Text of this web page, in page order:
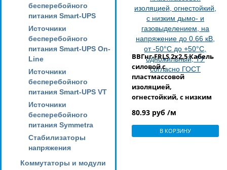
бесперебойного
питания Smart-UPS
Источники
бесперебойного
питания Smart-UPS On-
Line
Источники
бесперебойного
питания Smart-UPS VT
Источники
бесперебойного
питания Symmetra
Стабилизаторы
напряжения
Коммутаторы и модули
ВВГнг-FRLS 2х2,5 Кабель
силовой с
пластмассовой
изоляцией,
огнестойкий, с низким
газовыделением, на
напряжение до 0.66 кВ,
от -50°С до +50°С,
80.93 руб /м
В КОРЗИНУ